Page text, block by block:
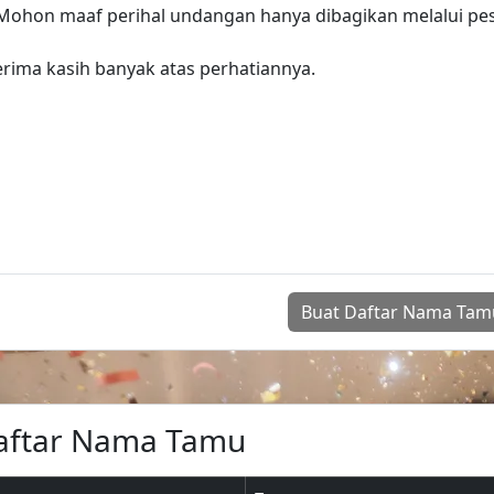
Buat Daftar Nama
Nama Tamu